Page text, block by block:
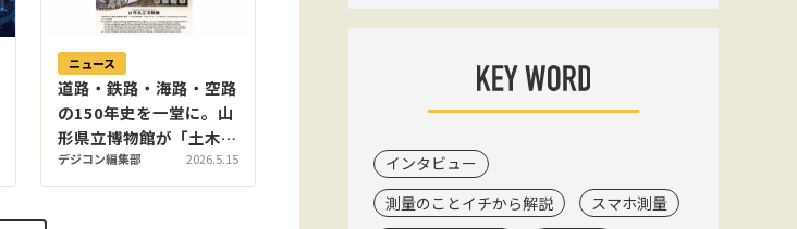
ニュース
道路・鉄路・海路・空路
の150年史を一堂に。山
形県立博物館が「土木イ
ンフラストラクチャー」
特別展を5月22日開幕
デジコン編集部 2026.5.15
インタビュー
測量のことイチから解説
スマホ測量